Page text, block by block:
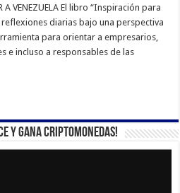
A VENEZUELA El libro “Inspiración para
diarias bajo una perspectiva
para orientar a empresarios,
e incluso a responsables de las
y gana criptomonedas!